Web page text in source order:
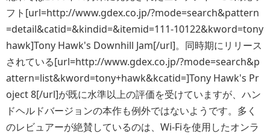
フト[url=http://www.gdex.co.jp/?mode=search&pattern
=detail&catid=&kindid=&itemid=111-10122&kword=tony
hawk]Tony Hawk's Downhill Jam[/url]。同時期にリリース
されている[url=http://www.gdex.co.jp/?mode=search&p
attern=list&kword=tony+hawk&kcatid=]Tony Hawk's Pr
oject 8[/url]が既に水準以上の評価を受けていますが、ハン
ドヘルドバージョンの本作も例外ではないようです。多く
のレビュアーが絶賛しているのは、Wi-Fiを使用したオンラ